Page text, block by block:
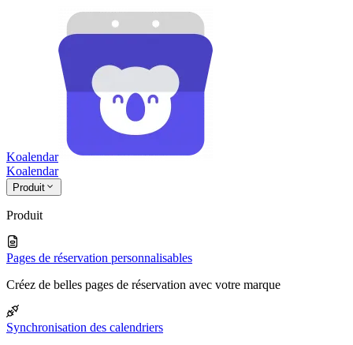
Koalendar
Koalendar
Produit
Produit
Pages de réservation personnalisables
Créez de belles pages de réservation avec votre marque
Synchronisation des calendriers